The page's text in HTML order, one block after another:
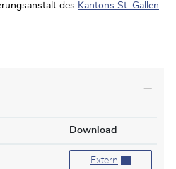
des Kantons St. Gallen
Download
AHV-Formulare
Extern